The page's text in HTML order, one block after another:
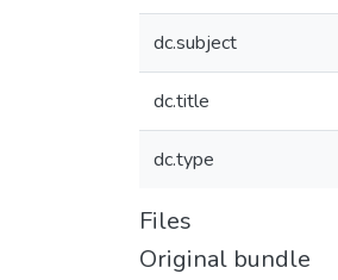
dc.subject
dc.title
dc.type
Files
Original bundle